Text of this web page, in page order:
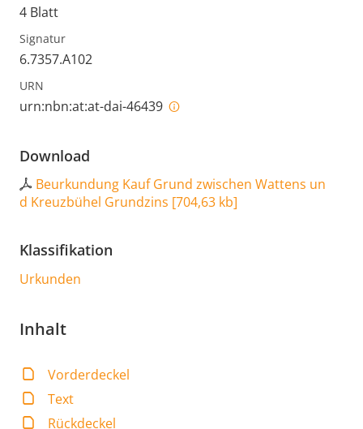
4 Blatt
Signatur
6.7357.A102
URN
urn:nbn:at:at-dai-46439
Download
Beurkundung Kauf Grund zwischen Wattens un
d Kreuzbühel Grundzins [704,63 kb]
Klassifikation
Urkunden
Inhalt
Vorderdeckel
Text
Rückdeckel